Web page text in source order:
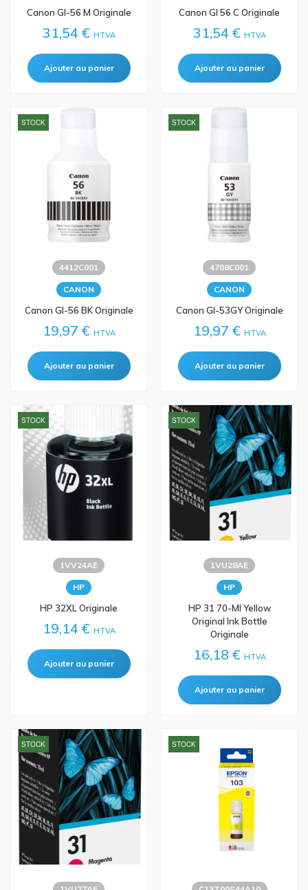
Canon GI-56 M Originale
31,54 € HTVA
Canon GI 56 C Originale
31,54 € HTVA
STOCK
4412C001
CANON
Canon GI-56 BK Originale
19,97 € HTVA
STOCK
4708C001
CANON
Canon GI-53GY Originale
19,97 € HTVA
STOCK
1VV24AE
HP
HP 32XL Originale
19,14 € HTVA
STOCK
1VU28AE
HP
HP 31 70-Ml Yellow
Original Ink Bottle
Originale
16,18 € HTVA
STOCK STOCK